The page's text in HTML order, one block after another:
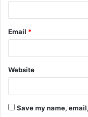
Email *
Website
Save my name,